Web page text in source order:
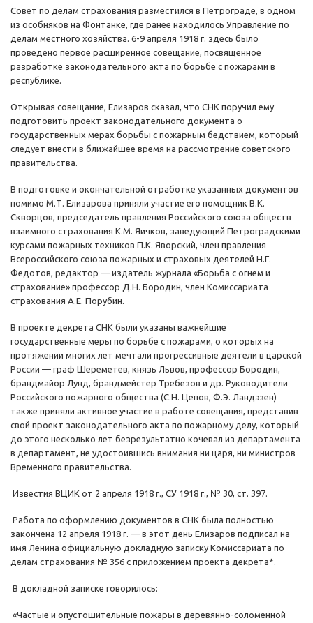
Совет по делам страхования разместился в Петрограде, в одном
из особняков на Фонтанке, где ранее находилось Управление по
делам местного хозяйства. 6-9 апреля 1918 г. здесь было
проведено первое расширенное совещание, посвященное
разработке законодательного акта по борьбе с пожарами в
республике.
Открывая совещание, Елизаров сказал, что СНК поручил ему
подготовить проект законодательного документа о
государственных мерах борьбы с пожарным бедствием, который
следует внести в ближайшее время на рассмотрение советского
правительства.
В подготовке и окончательной отработке указанных документов
помимо М.Т. Елизарова приняли участие его помощник В.К.
Скворцов, председатель правления Российского союза обществ
взаимного страхования К.М. Яичков, заведующий Петроградскими
курсами пожарных техников П.К. Яворский, член правления
Всероссийского союза пожарных и страховых деятелей Н.Г.
Федотов, редактор — издатель журнала «Борьба с огнем и
страхование» профессор Д.Н. Бородин, член Комиссариата
страхования А.Е. Порубин.
В проекте декрета СНК были указаны важнейшие
государственные меры по борьбе с пожарами, о которых на
протяжении многих лет мечтали прогрессивные деятели в царской
России — граф Шереметев, князь Львов, профессор Бородин,
брандмайор Лунд, брандмейстер Требезов и др. Руководители
Российского пожарного общества (С.Н. Цепов, Ф.Э. Ландэзен)
также приняли активное участие в работе совещания, представив
свой проект законодательного акта по пожарному делу, который
до этого несколько лет безрезультатно кочевал из департамента
в департамент, не удостоившись внимания ни царя, ни министров
Временного правительства.
Известия ВЦИК от 2 апреля 1918 г., СУ 1918 г., № 30, ст. 397.
Работа по оформлению документов в СНК была полностью
закончена 12 апреля 1918 г. — в этот день Елизаров подписал на
имя Ленина официальную докладную записку Комиссариата по
делам страхования № 356 с приложением проекта декрета*.
В докладной записке говорилось:
«Частые и опустошительные пожары в деревянно-соломенной